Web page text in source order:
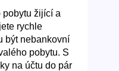
pobytu žijící a
rychle
být nebankovní
pobytu. S
na účtu do pár